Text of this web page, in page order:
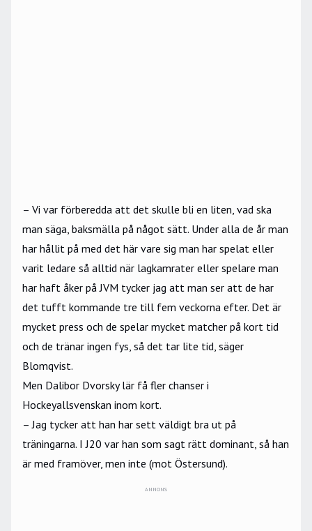
– Vi var förberedda att det skulle bli en liten, vad ska
man säga, baksmälla på något sätt. Under alla de år man
har hållit på med det här vare sig man har spelat eller
varit ledare så alltid när lagkamrater eller spelare man
har haft åker på JVM tycker jag att man ser att de har
det tufft kommande tre till fem veckorna efter. Det är
mycket press och de spelar mycket matcher på kort tid
och de tränar ingen fys, så det tar lite tid, säger
Blomqvist.
Men Dalibor Dvorsky lär få fler chanser i
Hockeyallsvenskan inom kort.
– Jag tycker att han har sett väldigt bra ut på
träningarna. I J20 var han som sagt rätt dominant, så han
är med framöver, men inte (mot Östersund).
ANNONS